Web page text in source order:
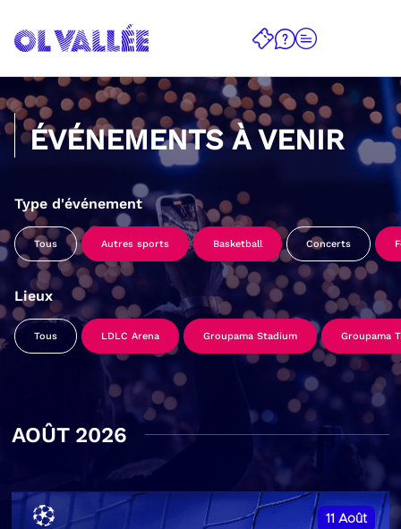
ÉVÉNEMENTS À VENIR
Type d'événement
Tous Autres sports Basketball Concerts
Lieux
Tous LDLC Arena Groupama Stadium Groupama
AOÛT 2026
11 Août